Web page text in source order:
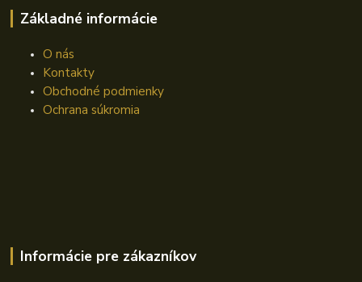
Základné informácie
O nás
Kontakty
Obchodné podmienky
Ochrana súkromia
Informácie pre zákazníkov